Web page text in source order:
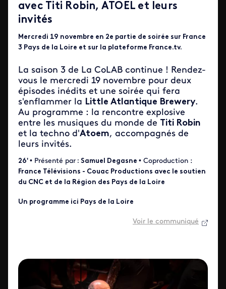
avec Titi Robin, ATOEL et leurs
invités
Mercredi 19 novembre en 2e partie de soirée sur France
3 Pays de la Loire et sur la plateforme France.tv.
La saison 3 de La CoLAB continue ! Rendez-
vous le mercredi 19 novembre pour deux
épisodes inédits et une soirée qui fera
s'enflammer la Little Atlantique Brewery.
Au programme : la rencontre explosive
entre les musiques du monde de Titi Robin
et la techno d'Atoem, accompagnés de
leurs invités.
26' • Présenté par : Samuel Degasne • Coproduction :
France Télévisions - Couac Productions avec le soutien
du CNC et de la Région des Pays de la Loire
Un programme ici Pays de la Loire
Voir le communiqué